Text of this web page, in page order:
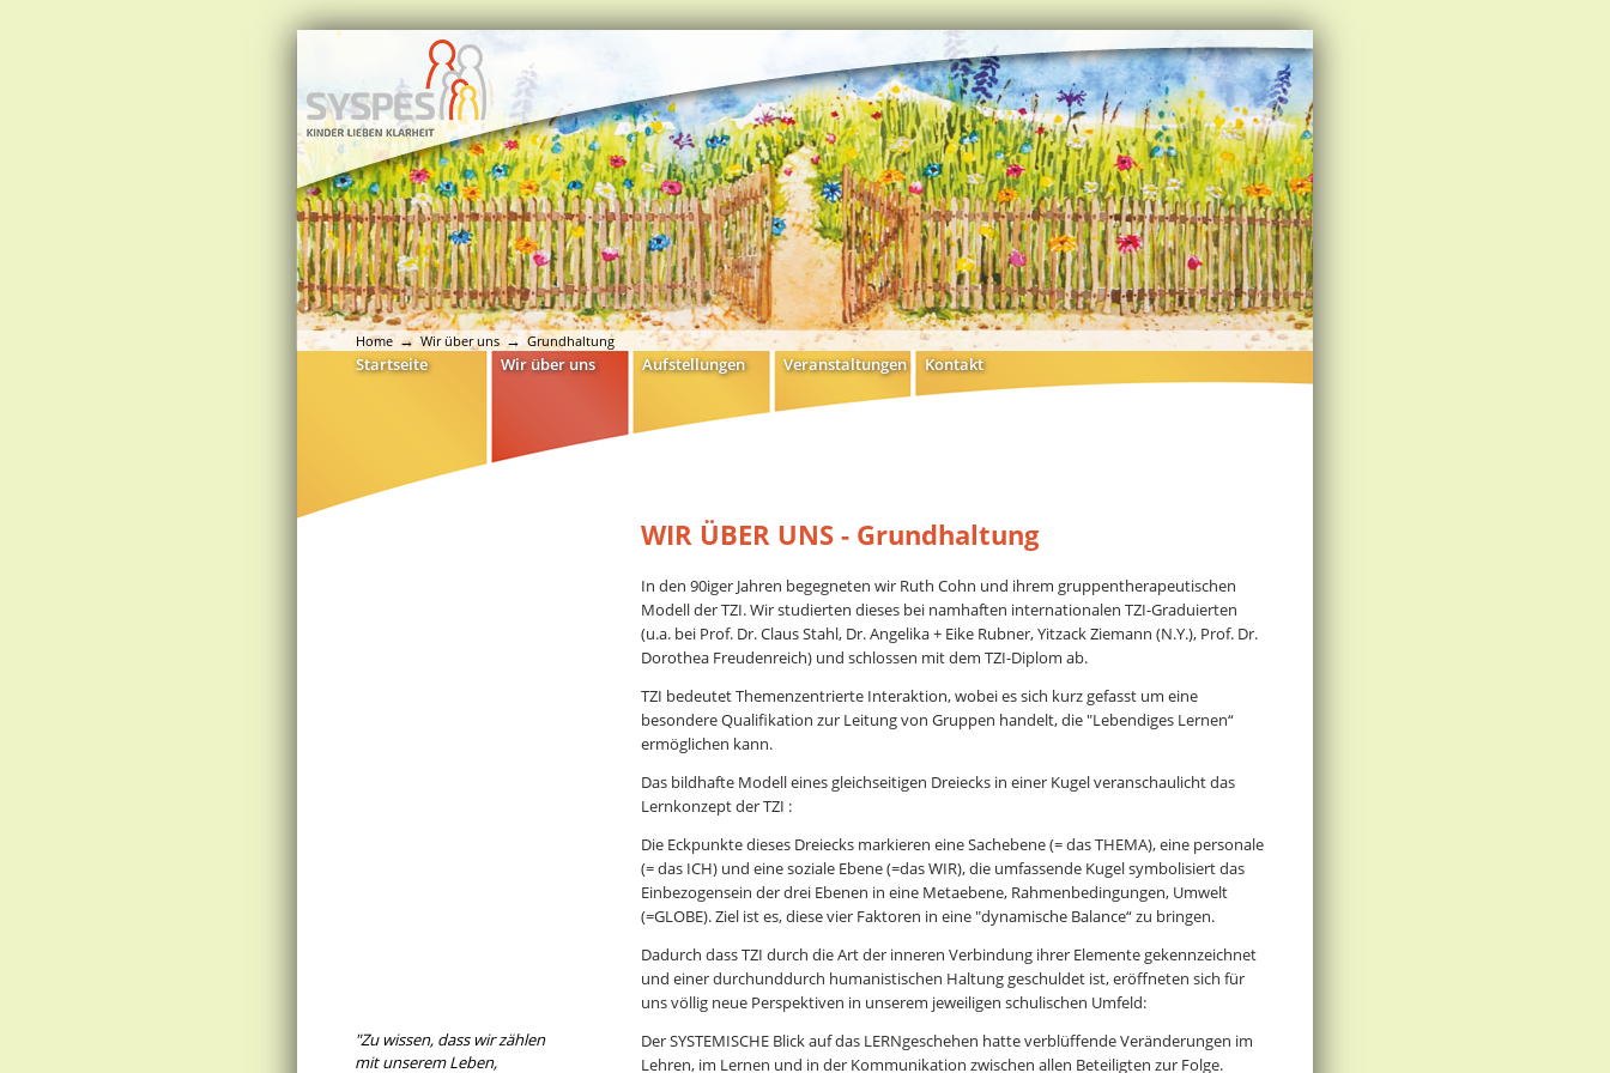
Home Wir über uns Grundhaltung
Startseite Wir über uns Aufstellungen Veranstaltungen Kontakt
WIR ÜBER UNS - Grundhaltung
In den 90iger Jahren begegneten wir Ruth Cohn und ihrem gruppentherapeutischen
Modell der TZI. Wir studierten dieses bei namhaften internationalen TZI-Graduierten
(u.a. bei Prof. Dr. Claus Stahl, Dr. Angelika + Eike Rubner, Yitzack Ziemann (N.Y.), Prof. Dr.
Dorothea Freudenreich) und schlossen mit dem TZI-Diplom ab.
TZI bedeutet Themenzentrierte Interaktion, wobei es sich kurz gefasst um eine
besondere Qualifikation zur Leitung von Gruppen handelt, die "Lebendiges Lernen“
ermöglichen kann.
Das bildhafte Modell eines gleichseitigen Dreiecks in einer Kugel veranschaulicht das
Lernkonzept der TZI :
Die Eckpunkte dieses Dreiecks markieren eine Sachebene (= das THEMA), eine personale
(= das ICH) und eine soziale Ebene (=das WIR), die umfassende Kugel symbolisiert das
Einbezogensein der drei Ebenen in eine Metaebene, Rahmenbedingungen, Umwelt
(=GLOBE). Ziel ist es, diese vier Faktoren in eine "dynamische Balance“ zu bringen.
Dadurch dass TZI durch die Art der inneren Verbindung ihrer Elemente gekennzeichnet
und einer durchunddurch humanistischen Haltung geschuldet ist, eröffneten sich für
uns völlig neue Perspektiven in unserem jeweiligen schulischen Umfeld:
"Zu wissen, dass wir zählen
mit unserem Leben,
Der SYSTEMISCHE Blick auf das LERNgeschehen hatte verblüffende Veränderungen im
Lehren, im Lernen und in der Kommunikation zwischen allen Beteiligten zur Folge.